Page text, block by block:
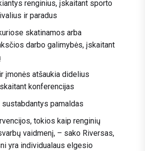
renginius, įskaitant sporto
ir paradus
skatinamos arba
darbo galimybės, įskaitant
įmonės atšaukia didelius
konferencijas
sustabdantys pamaldas
tokios kaip renginių
vaidmenį, – sako Riversas,
yra individualaus elgesio